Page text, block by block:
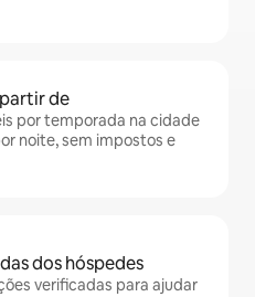
de
por temporada na cidade
noite, sem impostos e
dos hóspedes
verificadas para ajudar